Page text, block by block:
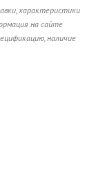
характеристики
на сайте
наличие